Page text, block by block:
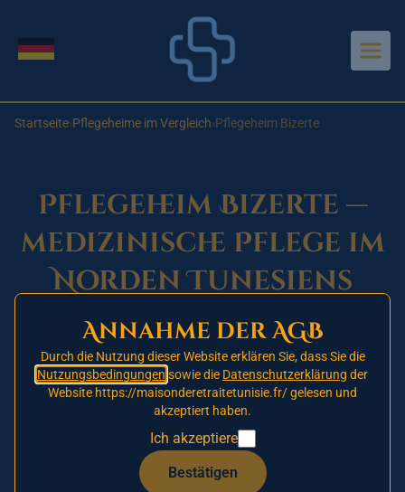
Sprache wechseln
Startseite›Pflegeheime im Vergleich›Pflegeheim Bizerte
Pflegeheim Bizerte —
medizinische Pflege im
Norden Tunesiens
🚧In Planung — Eröffnung 2026
Diese Einrichtung hat noch nicht eröffnet.Tragen
Sie sich noch heutein unsere prioritäre Warteliste
ein, um Ihren Platz zu reservieren und von einem
Vorzugspreis zu profitieren. Bereits verfügbar:
Partner-Pflegeheim in Tunis
Annahme der AGB
Durch die Nutzung dieser Website erklären Sie, dass Sie die
Nutzungsbedingungensowie die Datenschutzerklärung der
Website https://maisonderetraitetunisie.fr/ gelesen und
akzeptiert haben.
Ich akzeptiere
Bestätigen